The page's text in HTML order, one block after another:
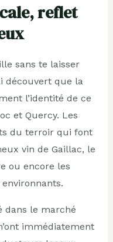
reflet
sans te laisser
découvert que la
l’identité de ce
et Quercy. Les
du terroir qui font
vin de Gaillac, le
ou encore les
dans le marché
immédiatement